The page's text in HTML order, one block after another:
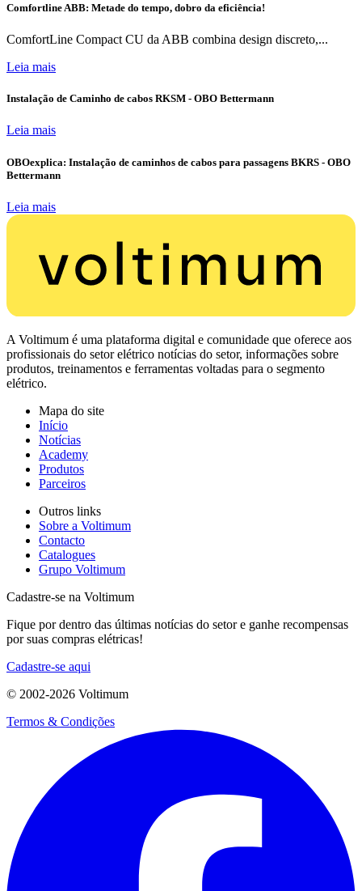
Comfortline ABB: Metade do tempo, dobro da eficiência!
ComfortLine Compact CU da ABB combina design discreto,...
Leia mais
Instalação de Caminho de cabos RKSM - OBO Bettermann
Leia mais
OBOexplica: Instalação de caminhos de cabos para passagens BKRS - OBO
Bettermann
Leia mais
A Voltimum é uma plataforma digital e comunidade que oferece aos
profissionais do setor elétrico notícias do setor, informações sobre
produtos, treinamentos e ferramentas voltadas para o segmento
elétrico.
Mapa do site
Início
Notícias
Academy
Produtos
Parceiros
Outros links
Sobre a Voltimum
Contacto
Catalogues
Grupo Voltimum
Cadastre-se na Voltimum
Fique por dentro das últimas notícias do setor e ganhe recompensas
por suas compras elétricas!
Cadastre-se aqui
© 2002-2026 Voltimum
Termos & Condições